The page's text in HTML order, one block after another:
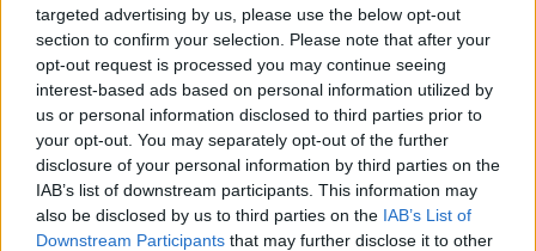
targeted advertising by us, please use the below opt-out
section to confirm your selection. Please note that after your
opt-out request is processed you may continue seeing
interest-based ads based on personal information utilized by
us or personal information disclosed to third parties prior to
your opt-out. You may separately opt-out of the further
disclosure of your personal information by third parties on the
IAB’s list of downstream participants. This information may
also be disclosed by us to third parties on the IAB’s List of
Downstream Participants that may further disclose it to other
Tagy: publikácia
Zdieľať článok